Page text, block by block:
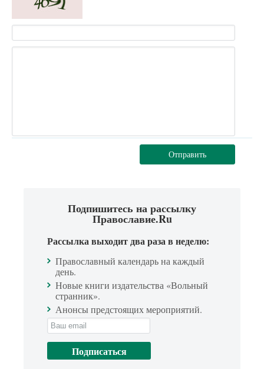
Отправить
Подпишитесь на рассылку
Православие.Ru
Рассылка выходит два раза в неделю:
Православный календарь на каждый
день.
Новые книги издательства «Вольный
странник».
Анонсы предстоящих мероприятий.